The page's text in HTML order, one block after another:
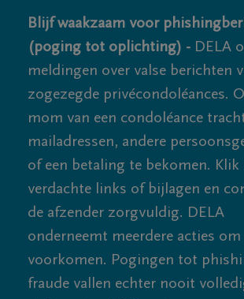
Blijf waakzaam voor
(poging tot oplichting) - DELA
meldingen over valse berichten
zogezegde privécondoléances.
mom van een condoléance
mailadressen, andere
of een betaling te bekomen. Klik
verdachte links of bijlagen en
de afzender zorgvuldig. DELA
onderneemt meerdere acties
voorkomen. Pogingen tot
fraude vallen echter nooit